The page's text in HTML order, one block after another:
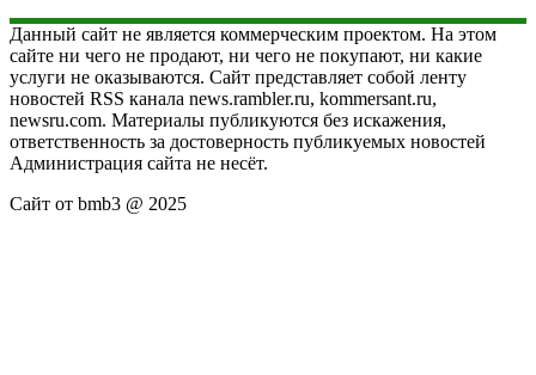
Данный сайт не является коммерческим проектом. На этом
сайте ни чего не продают, ни чего не покупают, ни какие
услуги не оказываются. Сайт представляет собой ленту
новостей RSS канала news.rambler.ru, kommersant.ru,
newsru.com. Материалы публикуются без искажения,
ответственность за достоверность публикуемых новостей
Администрация сайта не несёт.
Сайт от bmb3 @ 2025